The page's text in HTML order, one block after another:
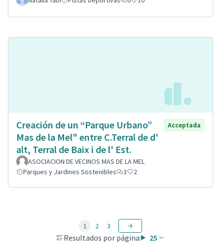
Creación de un “Parque Urbano”
Mas de la Mel" entre C.Terral de d'
alt, Terral de Baix i de l' Est.
Acceptada
ASOCIACION DE VECINOS MAS DE LA MEL
Parques y Jardines Sostenibles
3 2
Resultados por página: 25
1 2 3